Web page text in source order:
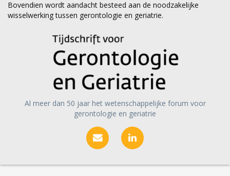
Bovendien wordt aandacht besteed aan de noodzakelijke
wisselwerking tussen gerontologie en geriatrie.
Al meer dan 50 jaar het wetenschappelijke forum voor
gerontologie en geriatrie